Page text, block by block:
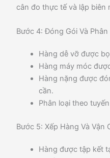
cân đo thực tế và lập biên
Bước 4: Đóng Gói Và Phân
Hàng dễ vỡ được
Hàng máy móc
Hàng nặng được
cần.
Phân loại theo
Bước 5: Xếp Hàng Và Vận
Hàng được tập kết